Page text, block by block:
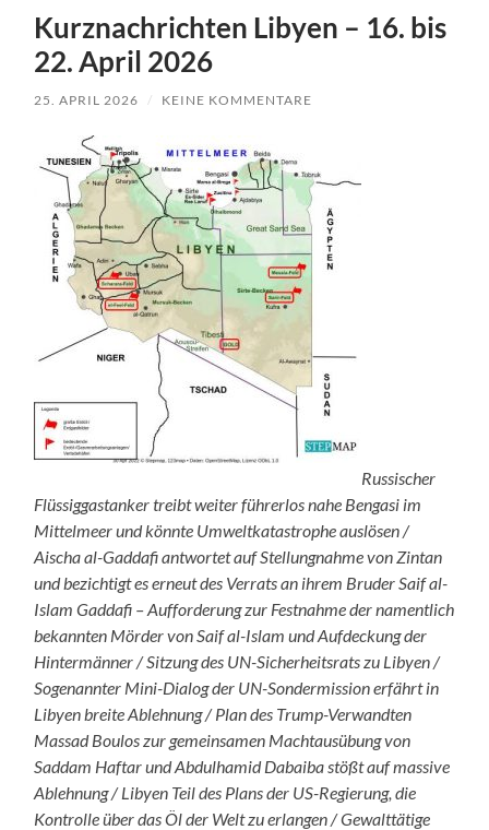
Kurznachrichten Libyen – 16. bis
22. April 2026
25. APRIL 2026 / KEINE KOMMENTARE
Russischer
Flüssiggastanker treibt weiter führerlos nahe Bengasi im
Mittelmeer und könnte Umweltkatastrophe auslösen /
Aischa al-Gaddafi antwortet auf Stellungnahme von Zintan
und bezichtigt es erneut des Verrats an ihrem Bruder Saif al-
Islam Gaddafi – Aufforderung zur Festnahme der namentlich
bekannten Mörder von Saif al-Islam und Aufdeckung der
Hintermänner / Sitzung des UN-Sicherheitsrats zu Libyen /
Sogenannter Mini-Dialog der UN-Sondermission erfährt in
Libyen breite Ablehnung / Plan des Trump-Verwandten
Massad Boulos zur gemeinsamen Machtausübung von
Saddam Haftar und Abdulhamid Dabaiba stößt auf massive
Ablehnung / Libyen Teil des Plans der US-Regierung, die
Kontrolle über das Öl der Welt zu erlangen / Gewalttätige